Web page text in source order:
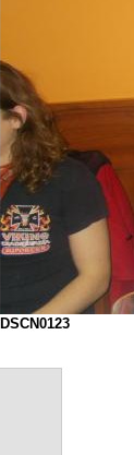
DSCN0123